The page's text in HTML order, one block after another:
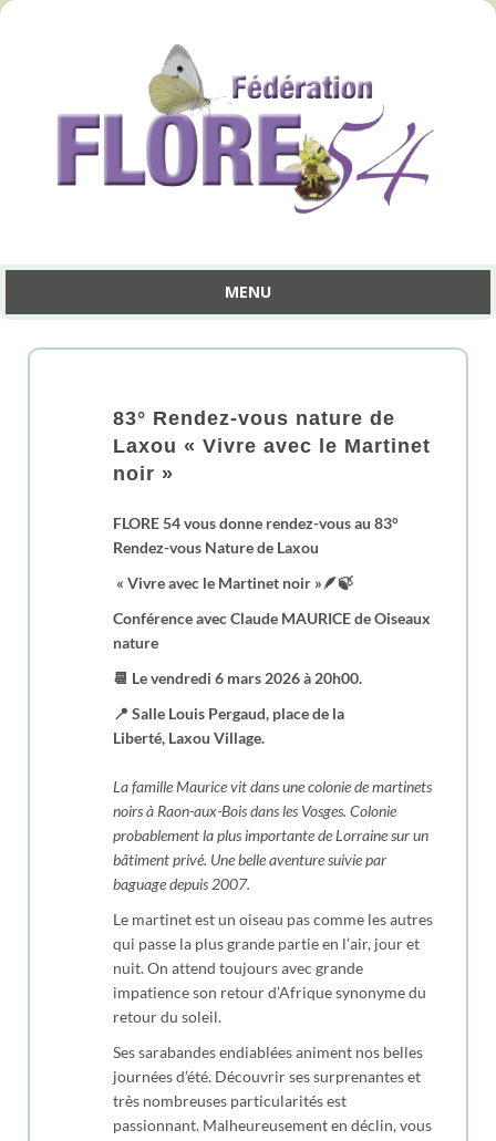
MENU
Aller
83° Rendez-vous nature de
Laxou « Vivre avec le Martinet
noir »
FLORE 54 vous donne rendez-vous au 83°
Rendez-vous Nature de Laxou
« Vivre avec le Martinet noir »🪶🍃
Conférence avec Claude MAURICE de Oiseaux
nature
📆 Le vendredi 6 mars 2026 à 20h00.
📍 Salle Louis Pergaud, place de la
Liberté, Laxou Village.
La famille Maurice vit dans une colonie de martinets
noirs à Raon-aux-Bois dans les Vosges. Colonie
probablement la plus importante de Lorraine sur un
bâtiment privé. Une belle aventure suivie par
baguage depuis 2007.
Le martinet est un oiseau pas comme les autres
qui passe la plus grande partie en l’air, jour et
nuit. On attend toujours avec grande
impatience son retour d’Afrique synonyme du
retour du soleil.
Ses sarabandes endiablées animent nos belles
journées d’été. Découvrir ses surprenantes et
très nombreuses particularités est
passionnant. Malheureusement en déclin, vous